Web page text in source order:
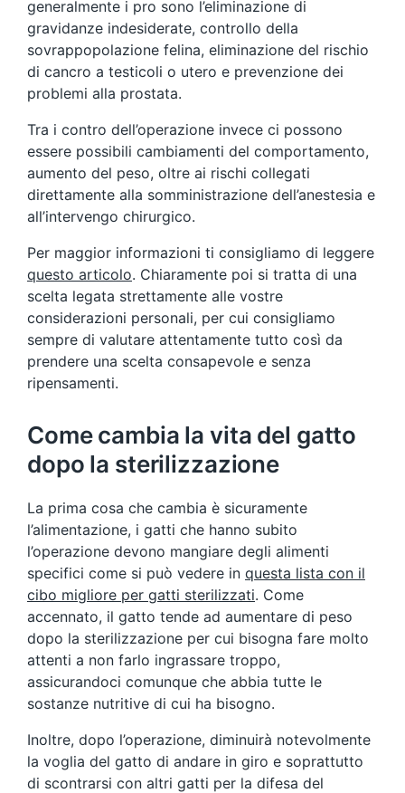
generalmente i pro sono l’eliminazione di
gravidanze indesiderate, controllo della
sovrappopolazione felina, eliminazione del rischio
di cancro a testicoli o utero e prevenzione dei
problemi alla prostata.
Tra i contro dell’operazione invece ci possono
essere possibili cambiamenti del comportamento,
aumento del peso, oltre ai rischi collegati
direttamente alla somministrazione dell’anestesia e
all’intervengo chirurgico.
Per maggior informazioni ti consigliamo di leggere
questo articolo. Chiaramente poi si tratta di una
scelta legata strettamente alle vostre
considerazioni personali, per cui consigliamo
sempre di valutare attentamente tutto così da
prendere una scelta consapevole e senza
ripensamenti.
Come cambia la vita del gatto
dopo la sterilizzazione
La prima cosa che cambia è sicuramente
l’alimentazione, i gatti che hanno subito
l’operazione devono mangiare degli alimenti
specifici come si può vedere in questa lista con il
cibo migliore per gatti sterilizzati. Come
accennato, il gatto tende ad aumentare di peso
dopo la sterilizzazione per cui bisogna fare molto
attenti a non farlo ingrassare troppo,
assicurandoci comunque che abbia tutte le
sostanze nutritive di cui ha bisogno.
Inoltre, dopo l’operazione, diminuirà notevolmente
la voglia del gatto di andare in giro e soprattutto
di scontrarsi con altri gatti per la difesa del